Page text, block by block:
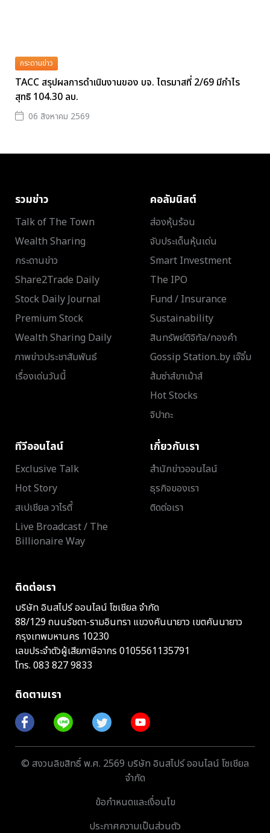
กระดานข่าว
TACC สรุปผลการดำเนินงานของ บจ. ไตรมาสที่ 2/69 มีกำไร
สุทธิ 104.30 ลบ.
06 สิงหาคม 2569
รวมข่าว
Talk of The Town
Wealth Sharing
กระดานข่าว
Share2Trade Daily
Stock Daily Journal
Premium Stock
Wealth Sharing Daily
ภาพข่าวประชาสัมพันธ์
เรื่องเด่นวันนี้
คอลัมนิสต์
ส่องหุ้นร้อน
จับประเด็นหุ้นเด่น
Smart Investment
The IPO
Fund / Insurance
Sustainability
สินทรัพย์ดิจิทัล/ทองคำ
Gossip Station..by เจ๊จิ๋ม
ส้มซ่าส์ขาเม้าส์
Hot Stocks
จิปาถะ
ทีวีออนไลน์
Exclusive Talk
Hot Story
สเปเชียล วาไรตี้
Live Broadcast / The
Billionaire Way
เกี่ยวกับเรา
สำนักข่าวออนไลน์
ธุรกิจของเรา
ติดต่อเรา
ติดต่อเรา
บริษัท อินสไปร์ ออนไลน์ โซเชียล จำกัด
88/129 ถนนรัชดา-รามอินทรา แขวงคันนายาว เขตคันนายาว
กรุงเทพมหานคร 10230
เลขประจำตัวผู้เสียภาษีอากร 0105561135791
โทร. 083 827 9833
ติดตามเรา
© สงวนลิขสิทธิ์ พ.ศ. 2569 บริษัท อินสไปร์ ออนไลน์ โซเชียล
จำกัด
ข้อกำหนดและเงื่อนไข
ประกาศความเป็นส่วนตัว